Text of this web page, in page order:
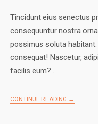
Tincidunt eius senectus
consequuntur nostra
possimus soluta
consequat! Nascetur,
facilis eum?…
CONTINUE READING →